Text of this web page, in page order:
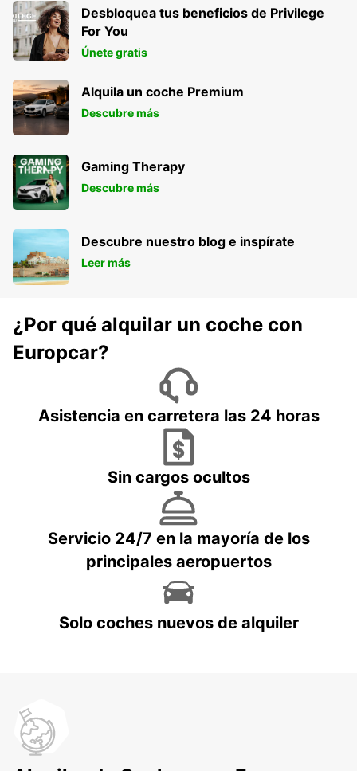
Desbloquea tus beneficios de Privilege
For You
Únete gratis
Alquila un coche Premium
Descubre más
Gaming Therapy
Descubre más
Descubre nuestro blog e inspírate
Leer más
¿Por qué alquilar un coche con
Europcar?
Asistencia en carretera las 24 horas
Sin cargos ocultos
Servicio 24/7 en la mayoría de los
principales aeropuertos
Solo coches nuevos de alquiler